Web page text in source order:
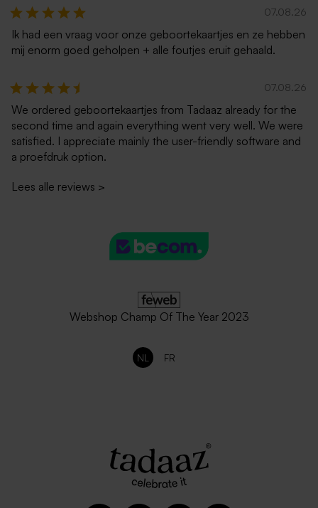
07.08.26
Ik had een vraag voor onze geboortekaartjes en ze hebben
mij enorm goed geholpen + alle foutjes eruit gehaald.
07.08.26
We ordered geboortekaartjes from Tadaaz already for the
second time and again everything went very well. We were
satisfied. I appreciate mainly the user-friendly software and
a proefdruk option.
Lees alle reviews >
Webshop Champ Of The Year 2023
NL FR